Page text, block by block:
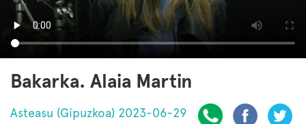
Bakarka. Alaia Martin
Asteasu (Gipuzkoa) 2023-06-29